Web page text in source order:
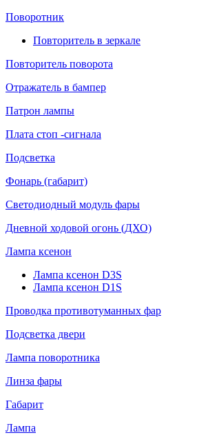
Поворотник
Повторитель в зеркале
Повторитель поворота
Отражатель в бампер
Патрон лампы
Плата стоп -сигнала
Подсветка
Фонарь (габарит)
Светодиодный модуль фары
Дневной ходовой огонь (ДХО)
Лампа ксенон
Лампа ксенон D3S
Лампа ксенон D1S
Проводка противотуманных фар
Подсветка двери
Лампа поворотника
Линза фары
Габарит
Лампа